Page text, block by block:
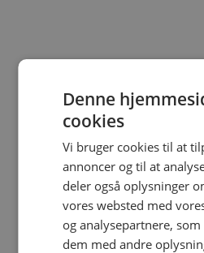
Vi beklager. Siden du
Denne
cookies
Vi bruger cookies til at
annoncer og til at
deler også oplysninger
vores websted med
og analysepartnere,
dem med andre